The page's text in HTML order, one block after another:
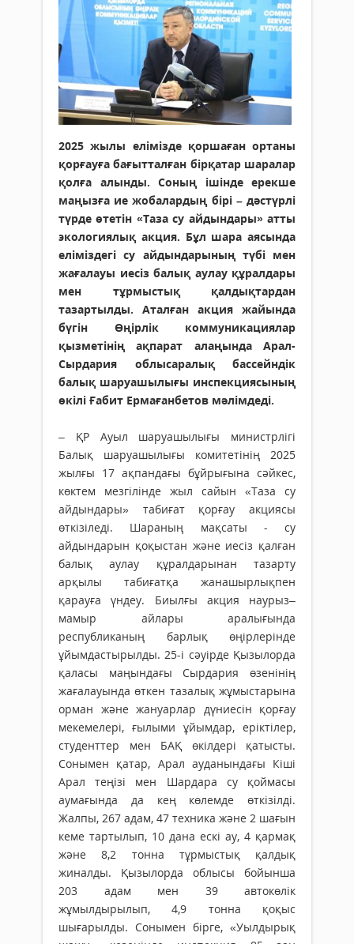
2025 жылы елімізде қоршаған ортаны
қорғауға бағытталған бірқатар шаралар
қолға алынды. Соның ішінде ерекше
маңызға ие жобалардың бірі – дәстүрлі
түрде өтетін «Таза су айдындары» атты
экологиялық акция. Бұл шара аясында
еліміздегі су айдындарының түбі мен
жағалауы иесіз балық аулау құралдары
мен тұрмыстық қалдықтардан
тазартылды. Аталған акция жайында
бүгін Өңірлік коммуникациялар
қызметінің ақпарат алаңында Арал-
Сырдария облысаралық бассейндік
балық шаруашылығы инспекциясының
өкілі Ғабит Ермағанбетов мәлімдеді.
– ҚР Ауыл шаруашылығы министрлігі
Балық шаруашылығы комитетінің 2025
жылғы 17 ақпандағы бұйрығына сәйкес,
көктем мезгілінде жыл сайын «Таза су
айдындары» табиғат қорғау акциясы
өткізіледі. Шараның мақсаты - су
айдындарын қоқыстан және иесіз қалған
балық аулау құралдарынан тазарту
арқылы табиғатқа жанашырлықпен
қарауға үндеу. Биылғы акция наурыз–
мамыр айлары аралығында
республиканың барлық өңірлерінде
ұйымдастырылды. 25-і сәуірде Қызылорда
қаласы маңындағы Сырдария өзенінің
жағалауында өткен тазалық жұмыстарына
орман және жануарлар дүниесін қорғау
мекемелері, ғылыми ұйымдар, еріктілер,
студенттер мен БАҚ өкілдері қатысты.
Сонымен қатар, Арал ауданындағы Кіші
Арал теңізі мен Шардара су қоймасы
аумағында да кең көлемде өткізілді.
Жалпы, 267 адам, 47 техника және 2 шағын
кеме тартылып, 10 дана ескі ау, 4 қармақ
және 8,2 тонна тұрмыстық қалдық
жиналды. Қызылорда облысы бойынша
203 адам мен 39 автокөлік
жұмылдырылып, 4,9 тонна қоқыс
шығарылды. Сонымен бірге, «Уылдырық